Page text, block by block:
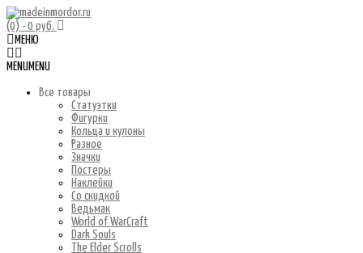
(0) - 0 руб.
МЕНЮ
MENU MENU
Все товары
Статуэтки
Фигурки
Кольца и кулоны
Разное
Значки
Постеры
Наклейки
Со скидкой
Ведьмак
World of WarCraft
Dark Souls
The Elder Scrolls